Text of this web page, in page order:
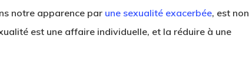
notre apparence par une sexualité exacerbée, est non
est une affaire individuelle, et la réduire à une